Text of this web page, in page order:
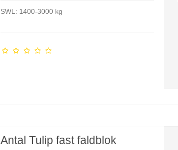
SWL: 1400-3000 kg
Antal Tulip fast faldblok